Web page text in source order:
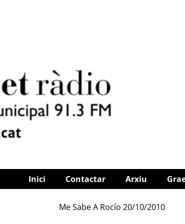
Inici Contactar Arxiu
Me Sabe A Rocío 20/10/2010